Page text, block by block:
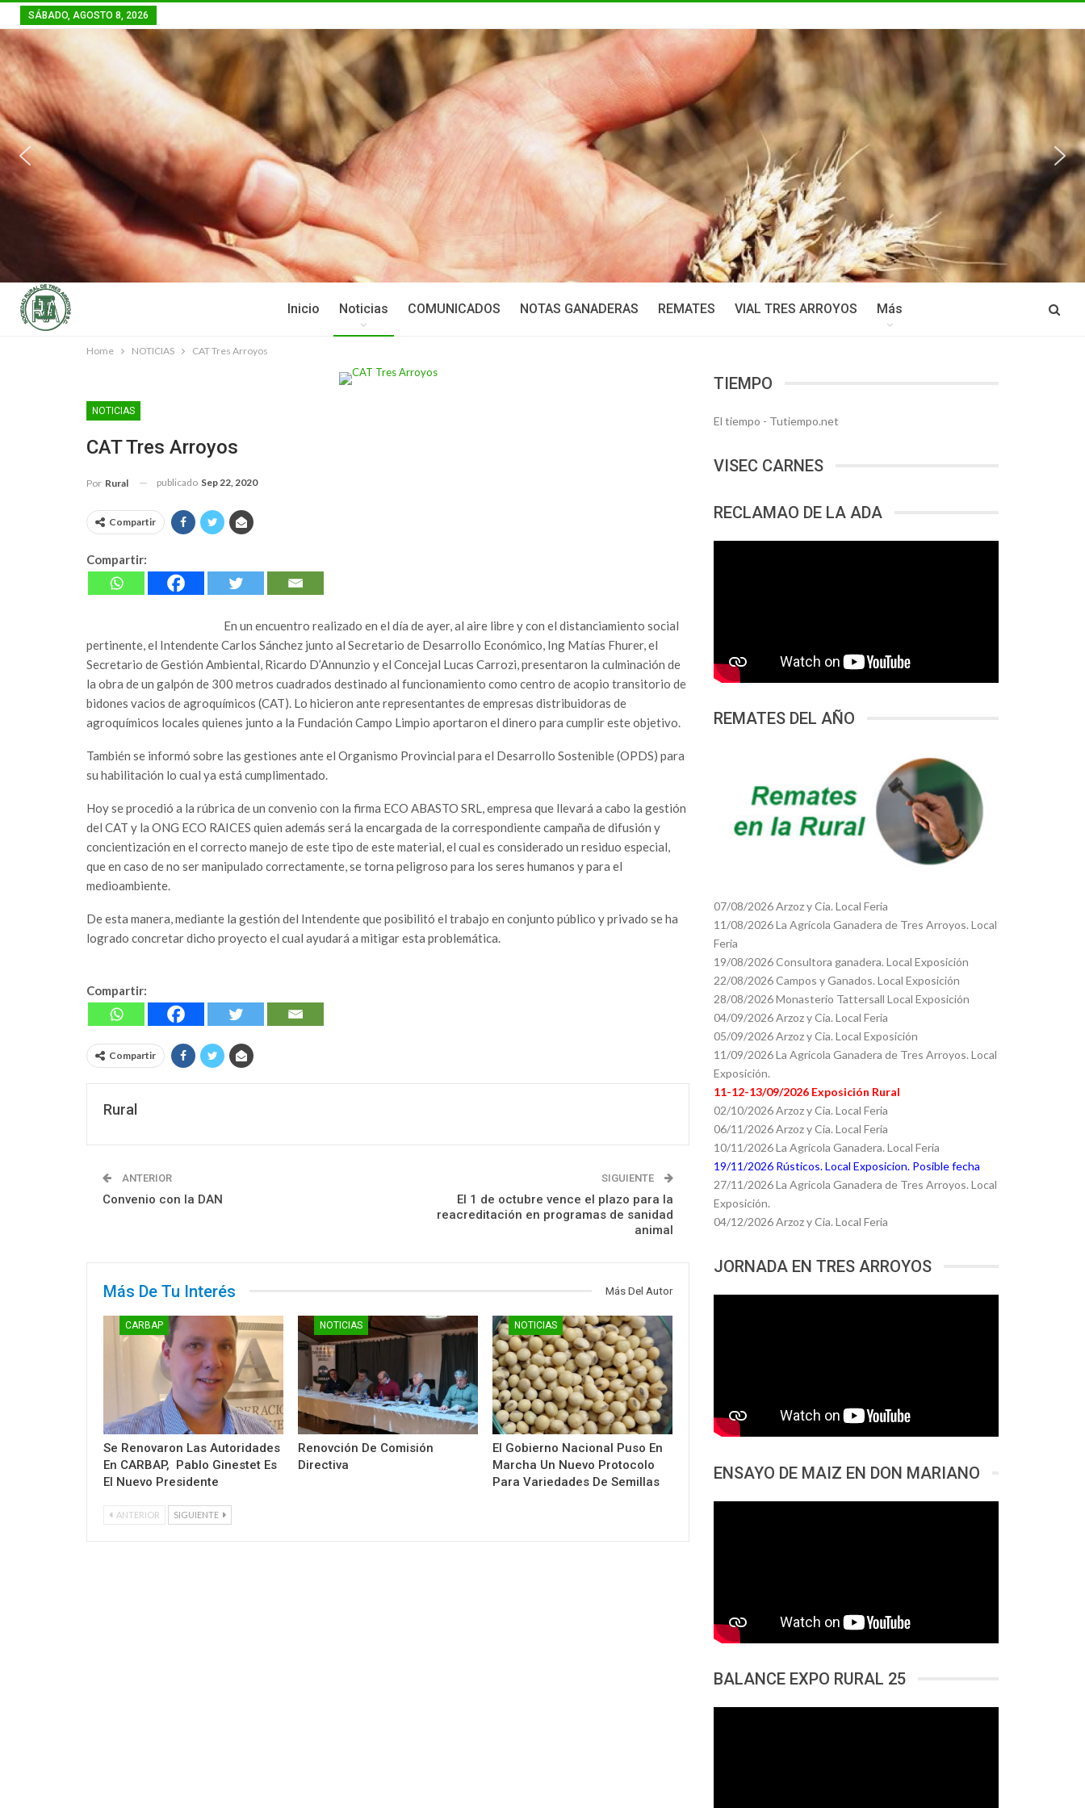
SÁBADO, AGOSTO 8, 2026
Inicio Noticias COMUNICADOS NOTAS GANADERAS REMATES VIAL TRES ARROYOS Más
Home NOTICIAS CAT Tres Arroyos
NOTICIAS
CAT Tres Arroyos
Por Rural publicado Sep 22, 2020
Compartir
Compartir:
En un encuentro realizado en el día de ayer, al aire libre y con el distanciamiento social
pertinente, el Intendente Carlos Sánchez junto al Secretario de Desarrollo Económico, Ing Matías Fhurer, el
Secretario de Gestión Ambiental, Ricardo D’Annunzio y el Concejal Lucas Carrozi, presentaron la culminación de
la obra de un galpón de 300 metros cuadrados destinado al funcionamiento como centro de acopio transitorio de
bidones vacios de agroquímicos (CAT). Lo hicieron ante representantes de empresas distribuidoras de
agroquímicos locales quienes junto a la Fundación Campo Limpio aportaron el dinero para cumplir este objetivo.
También se informó sobre las gestiones ante el Organismo Provincial para el Desarrollo Sostenible (OPDS) para
su habilitación lo cual ya está cumplimentado.
Hoy se procedió a la rúbrica de un convenio con la firma ECO ABASTO SRL, empresa que llevará a cabo la gestión
del CAT y la ONG ECO RAICES quien además será la encargada de la correspondiente campaña de difusión y
concientización en el correcto manejo de este tipo de este material, el cual es considerado un residuo especial,
que en caso de no ser manipulado correctamente, se torna peligroso para los seres humanos y para el
medioambiente.
De esta manera, mediante la gestión del Intendente que posibilitó el trabajo en conjunto público y privado se ha
logrado concretar dicho proyecto el cual ayudará a mitigar esta problemática.
Compartir:
Compartir
Rural
ANTERIOR
Convenio con la DAN
SIGUIENTE
El 1 de octubre vence el plazo para la
reacreditación en programas de sanidad
animal
Más De Tu Interés Más Del Autor
CARBAP
Se Renovaron Las Autoridades
En CARBAP, Pablo Ginestet Es
El Nuevo Presidente
NOTICIAS
Renovción De Comisión
Directiva
NOTICIAS
El Gobierno Nacional Puso En
Marcha Un Nuevo Protocolo
Para Variedades De Semillas
ANTERIOR SIGUIENTE
TIEMPO
El tiempo - Tutiempo.net
VISEC CARNES
RECLAMAO DE LA ADA
REMATES DEL AÑO
07/08/2026 Arzoz y Cia. Local Feria
11/08/2026 La Agrícola Ganadera de Tres Arroyos. Local
Feria
19/08/2026 Consultora ganadera. Local Exposición
22/08/2026 Campos y Ganados. Local Exposición
28/08/2026 Monasterio Tattersall Local Exposición
04/09/2026 Arzoz y Cia. Local Feria
05/09/2026 Arzoz y Cia. Local Exposición
11/09/2026 La Agricola Ganadera de Tres Arroyos. Local
Exposición.
11-12-13/09/2026 Exposición Rural
02/10/2026 Arzoz y Cia. Local Feria
06/11/2026 Arzoz y Cia. Local Feria
10/11/2026 La Agricola Ganadera. Local Feria
19/11/2026 Rústicos. Local Exposicion. Posible fecha
27/11/2026 La Agricola Ganadera de Tres Arroyos. Local
Exposición.
04/12/2026 Arzoz y Cia. Local Feria
JORNADA EN TRES ARROYOS
ENSAYO DE MAIZ EN DON MARIANO
BALANCE EXPO RURAL 25